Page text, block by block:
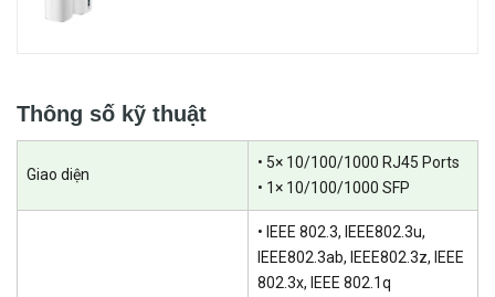
IPSec / SSL. Với thiết kế phần cứng mạnh mẽ, bộ định tuyến hỗ trợ
giúp đơn giản hóa đáng kể cấu hình VPN và tạo điều kiện thuận lợi
thông tin liên lạc dữ liệu riêng tư giữa các trang web truyền qua
Thông số kỹ thuật
Giao diện
• 5× 10/100/1000 RJ45 Ports
• 1× 10/100/1000 SFP
• IEEE 802.3, IEEE802.3u,
IEEE802.3ab, IEEE802.3z, IEEE
802.3x, IEEE 802.1q